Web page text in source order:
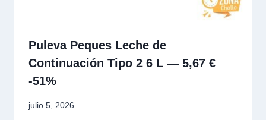
Puleva Peques Leche de
Continuación Tipo 2 6 L — 5,67 €
-51%
julio 5, 2026